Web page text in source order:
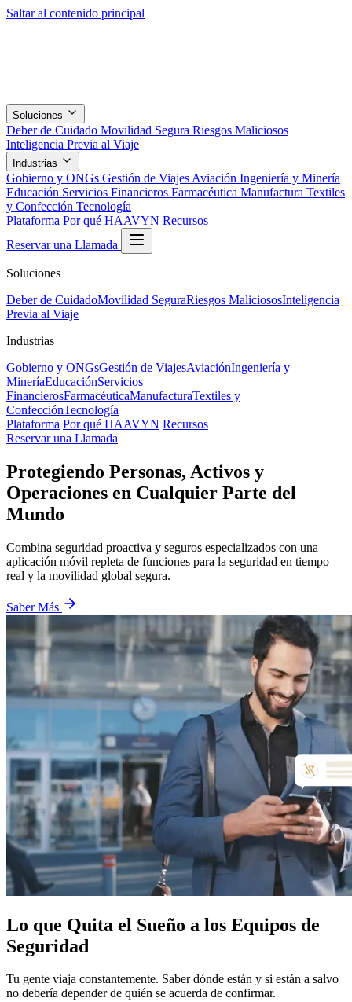
Saltar al contenido principal
Soluciones
Deber de Cuidado Movilidad Segura Riesgos Maliciosos
Inteligencia Previa al Viaje
Industrias
Gobierno y ONGs Gestión de Viajes Aviación Ingeniería y Minería
Educación Servicios Financieros Farmacéutica Manufactura Textiles
y Confección Tecnología
Plataforma Por qué HAAVYN Recursos
Reservar una Llamada
Soluciones
Deber de CuidadoMovilidad SeguraRiesgos MaliciososInteligencia
Previa al Viaje
Industrias
Gobierno y ONGsGestión de ViajesAviaciónIngeniería y
MineríaEducaciónServicios
FinancierosFarmacéuticaManufacturaTextiles y
ConfecciónTecnología
Plataforma Por qué HAAVYN Recursos
Reservar una Llamada
Protegiendo Personas, Activos y
Operaciones en Cualquier Parte del
Mundo
Combina seguridad proactiva y seguros especializados con una
aplicación móvil repleta de funciones para la seguridad en tiempo
real y la movilidad global segura.
Saber Más
Lo que Quita el Sueño a los Equipos de
Seguridad
Tu gente viaja constantemente. Saber dónde están y si están a salvo
no debería depender de quién se acuerda de confirmar.